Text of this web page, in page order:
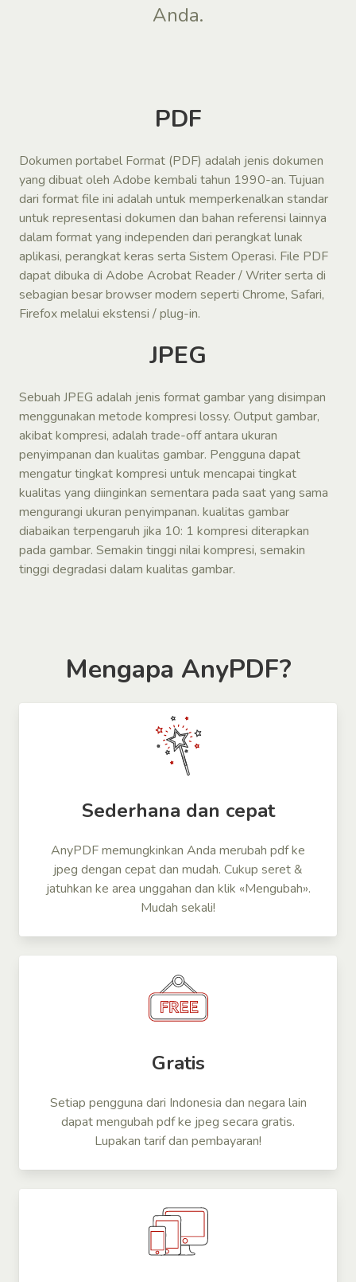
Anda.
PDF
Dokumen portabel Format (PDF) adalah jenis dokumen
yang dibuat oleh Adobe kembali tahun 1990-an. Tujuan
dari format file ini adalah untuk memperkenalkan standar
untuk representasi dokumen dan bahan referensi lainnya
dalam format yang independen dari perangkat lunak
aplikasi, perangkat keras serta Sistem Operasi. File PDF
dapat dibuka di Adobe Acrobat Reader / Writer serta di
sebagian besar browser modern seperti Chrome, Safari,
Firefox melalui ekstensi / plug-in.
JPEG
Sebuah JPEG adalah jenis format gambar yang disimpan
menggunakan metode kompresi lossy. Output gambar,
akibat kompresi, adalah trade-off antara ukuran
penyimpanan dan kualitas gambar. Pengguna dapat
mengatur tingkat kompresi untuk mencapai tingkat
kualitas yang diinginkan sementara pada saat yang sama
mengurangi ukuran penyimpanan. kualitas gambar
diabaikan terpengaruh jika 10: 1 kompresi diterapkan
pada gambar. Semakin tinggi nilai kompresi, semakin
tinggi degradasi dalam kualitas gambar.
Mengapa AnyPDF?
Sederhana dan cepat
AnyPDF memungkinkan Anda merubah pdf ke
jpeg dengan cepat dan mudah. Cukup seret &
jatuhkan ke area unggahan dan klik «Mengubah».
Mudah sekali!
Gratis
Setiap pengguna dari Indonesia dan negara lain
dapat mengubah pdf ke jpeg secara gratis.
Lupakan tarif dan pembayaran!